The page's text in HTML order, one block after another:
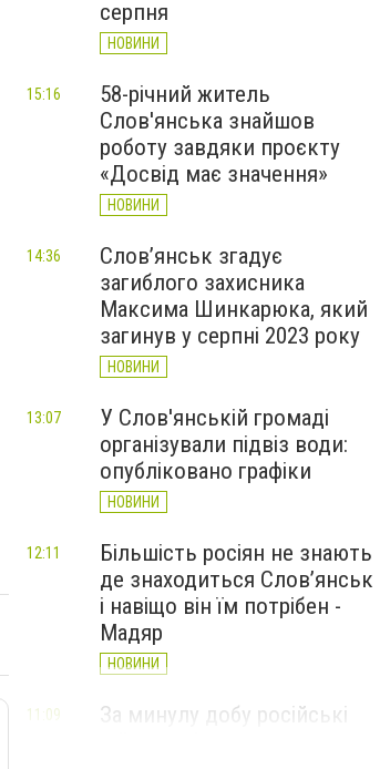
серпня
НОВИНИ
58-річний житель
Слов'янська знайшов
роботу завдяки проєкту
«Досвід має значення»
НОВИНИ
15:16
Слов’янськ згадує
загиблого захисника
Максима Шинкарюка, який
загинув у серпні 2023 року
НОВИНИ
14:36
У Слов'янській громаді
організували підвіз води:
опубліковано графіки
НОВИНИ
13:07
Більшість росіян не знають
де знаходиться Слов’янськ
і навіщо він їм потрібен -
Мадяр
НОВИНИ
12:11
За минулу добу російські
11:09